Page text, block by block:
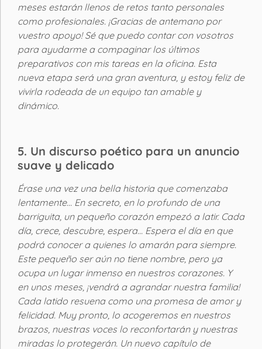
meses estarán llenos de retos tanto personales
como profesionales. ¡Gracias de antemano por
vuestro apoyo! Sé que puedo contar con vosotros
para ayudarme a compaginar los últimos
preparativos con mis tareas en la oficina. Esta
nueva etapa será una gran aventura, y estoy feliz de
vivirla rodeada de un equipo tan amable y
dinámico.
5. Un discurso poético para un anuncio
suave y delicado
Érase una vez una bella historia que comenzaba
lentamente... En secreto, en lo profundo de una
barriguita, un pequeño corazón empezó a latir. Cada
día, crece, descubre, espera... Espera el día en que
podrá conocer a quienes lo amarán para siempre.
Este pequeño ser aún no tiene nombre, pero ya
ocupa un lugar inmenso en nuestros corazones. Y
en unos meses, ¡vendrá a agrandar nuestra familia!
Cada latido resuena como una promesa de amor y
felicidad. Muy pronto, lo acogeremos en nuestros
brazos, nuestras voces lo reconfortarán y nuestras
miradas lo protegerán. Un nuevo capítulo de